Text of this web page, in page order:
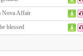
Nova Affair
blessed